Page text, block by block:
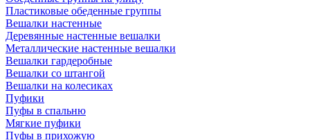
Пластиковые обеденные группы
Вешалки настенные
Деревянные настенные вешалки
Металлические настенные вешалки
Вешалки гардеробные
Вешалки со штангой
Вешалки на колесиках
Пуфики
Пуфы в спальню
Мягкие пуфики
Пуфы в прихожую